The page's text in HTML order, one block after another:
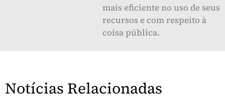
mais eficiente no uso de seus
recursos e com respeito à
coisa pública.
Notícias Relacionadas